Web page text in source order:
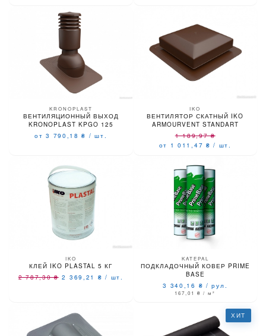
KRONOPLAST
ВЕНТИЛЯЦИОННЫЙ ВЫХОД
KRONOPLAST KPGO 125
от 3 790,18₴ / шт.
IKO
ВЕНТИЛЯТОР СКАТНЫЙ IKO
ARMOURVENT STANDART
1 189,97₴
от 1 011,47 ₴ / шт.
IKO
КЛЕЙ IKO PLASTAL 5 КГ
2 787,30₴ 2 369,21 ₴ / шт.
KATEPAL
ПОДКЛАДОЧНЫЙ КОВЕР PRIME
BASE
3 340,16 ₴ / рул.
167,01₴ / м²
ХИТ